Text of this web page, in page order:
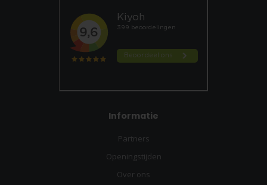
Informatie
Partners
Openingstijden
Over ons